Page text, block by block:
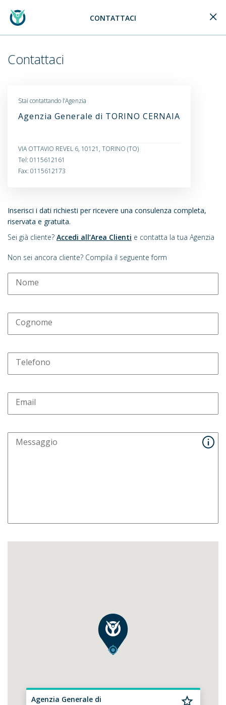
Generali Logo CONTATTACI
Contattaci
Inserisci i dati richiesti per ricevere una consulenza completa,
riservata e gratuita.
Sei già cliente? Accedi all’Area Clienti e contatta la tua Agenzia
Non sei ancora cliente? Compila il seguente form
Nome
Cognome
Telefono
Email
Messaggio
Stai contattando l’Agenzia
Agenzia Generale di TORINO CERNAIA
VIA OTTAVIO REVEL 6, 10121, TORINO (TO)
Tel: 0115612161
Fax: 0115612173
Agenzia Generale di